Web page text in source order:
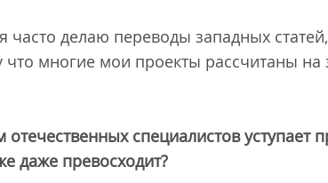
делаю переводы западных
многие мои проекты рассчитаны на
специалистов уступает
даже превосходит?